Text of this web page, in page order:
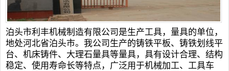
泊头市利丰机械制造有限公司是生产工具，量具的单位，
地处河北省泊头市。我公司生产的铸铁平板、 铸铁划线平
台、 机床铸件、 大理石量具等量具，具有设计合理、结构
稳定、使用寿命长等特点，广泛用于机械加工、工具车